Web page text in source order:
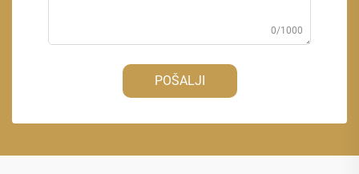
0/1000
POŠALJI